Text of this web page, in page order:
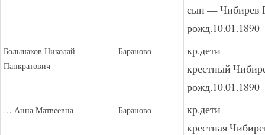
сын — Чибирев
рожд.10.01.1890
Большаков Николай
Панкратович
Бараново
кр.дети
крестный
рожд.10.01.1890
… Анна Матвеевна Бараново
кр.дети
крестная